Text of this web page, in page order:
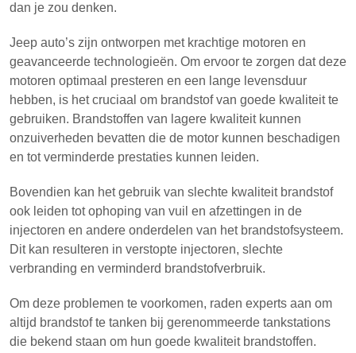
dan je zou denken.
Jeep auto’s zijn ontworpen met krachtige motoren en
geavanceerde technologieën. Om ervoor te zorgen dat deze
motoren optimaal presteren en een lange levensduur
hebben, is het cruciaal om brandstof van goede kwaliteit te
gebruiken. Brandstoffen van lagere kwaliteit kunnen
onzuiverheden bevatten die de motor kunnen beschadigen
en tot verminderde prestaties kunnen leiden.
Bovendien kan het gebruik van slechte kwaliteit brandstof
ook leiden tot ophoping van vuil en afzettingen in de
injectoren en andere onderdelen van het brandstofsysteem.
Dit kan resulteren in verstopte injectoren, slechte
verbranding en verminderd brandstofverbruik.
Om deze problemen te voorkomen, raden experts aan om
altijd brandstof te tanken bij gerenommeerde tankstations
die bekend staan om hun goede kwaliteit brandstoffen.